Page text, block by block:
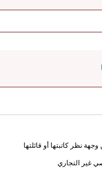
نظر كاتبتها أو قائلتها
غير التجاري